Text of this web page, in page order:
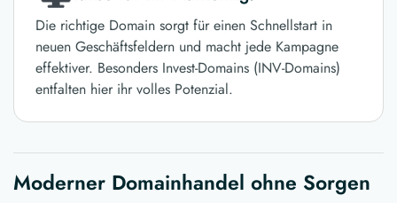
Die richtige Domain sorgt für einen Schnellstart in
neuen Geschäftsfeldern und macht jede Kampagne
effektiver. Besonders Invest-Domains (INV-Domains)
entfalten hier ihr volles Potenzial.
Moderner Domainhandel ohne Sorgen